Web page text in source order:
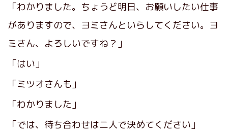
「わかりました。ちょうど明日、お願いしたい仕事
がありますので、ヨミさんといらしてください。ヨ
ミさん、よろしいですね？」
「はい」
「ミツオさんも」
「わかりました」
「では、待ち合わせは二人で決めてください」